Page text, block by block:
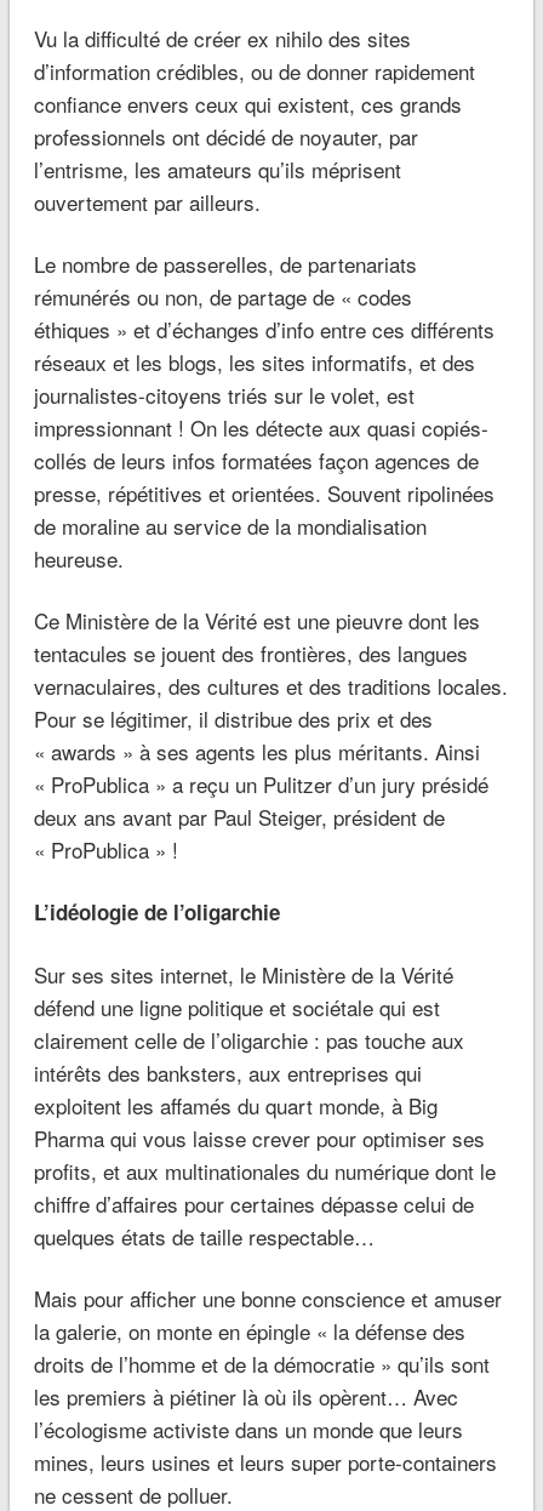
Vu la difficulté de créer ex nihilo des sites
d’information crédibles, ou de donner rapidement
confiance envers ceux qui existent, ces grands
professionnels ont décidé de noyauter, par
l’entrisme, les amateurs qu’ils méprisent
ouvertement par ailleurs.
Le nombre de passerelles, de partenariats
rémunérés ou non, de partage de « codes
éthiques » et d’échanges d’info entre ces différents
réseaux et les blogs, les sites informatifs, et des
journalistes-citoyens triés sur le volet, est
impressionnant ! On les détecte aux quasi copiés-
collés de leurs infos formatées façon agences de
presse, répétitives et orientées. Souvent ripolinées
de moraline au service de la mondialisation
heureuse.
Ce Ministère de la Vérité est une pieuvre dont les
tentacules se jouent des frontières, des langues
vernaculaires, des cultures et des traditions locales.
Pour se légitimer, il distribue des prix et des
« awards » à ses agents les plus méritants. Ainsi
« ProPublica » a reçu un Pulitzer d’un jury présidé
deux ans avant par Paul Steiger, président de
« ProPublica » !
L’idéologie de l’oligarchie
Sur ses sites internet, le Ministère de la Vérité
défend une ligne politique et sociétale qui est
clairement celle de l’oligarchie : pas touche aux
intérêts des banksters, aux entreprises qui
exploitent les affamés du quart monde, à Big
Pharma qui vous laisse crever pour optimiser ses
profits, et aux multinationales du numérique dont le
chiffre d’affaires pour certaines dépasse celui de
quelques états de taille respectable…
Mais pour afficher une bonne conscience et amuser
la galerie, on monte en épingle « la défense des
droits de l’homme et de la démocratie » qu’ils sont
les premiers à piétiner là où ils opèrent… Avec
l’écologisme activiste dans un monde que leurs
mines, leurs usines et leurs super porte-containers
ne cessent de polluer.